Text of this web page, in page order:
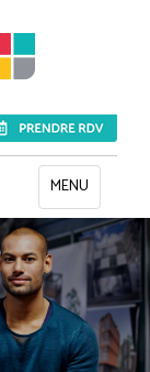
Toggle
navigation
MENU